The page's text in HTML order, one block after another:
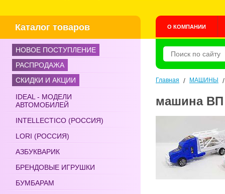
Каталог товаров О КОМПАНИИ
НОВОЕ ПОСТУПЛЕНИЕ
РАСПРОДАЖА
СКИДКИ И АКЦИИ
IDEAL - МОДЕЛИ
АВТОМОБИЛЕЙ
INTELLECTICO (РОССИЯ)
LORI (РОССИЯ)
АЗБУКВАРИК
БРЕНДОВЫЕ ИГРУШКИ
БУМБАРАМ
Главная / МАШИНЫ
машина ВП